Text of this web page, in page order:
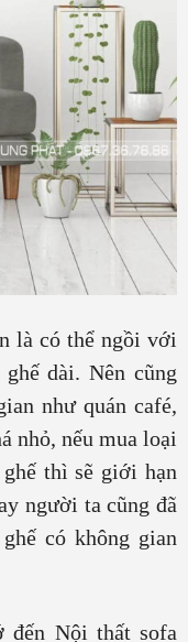
là có thể ngồi với
dài. Nên cũng
như quán café,
nhỏ, nếu mua loại
thì sẽ giới hạn
người ta cũng đã
có không gian
đến Nội thất sofa